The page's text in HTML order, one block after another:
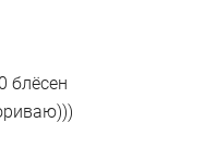
блёсен